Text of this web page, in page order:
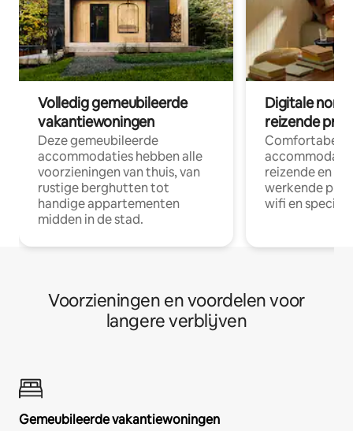
Volledig gemeubileerde
vakantiewoningen
Deze gemeubileerde
accommodaties hebben alle
voorzieningen van thuis, van
rustige berghutten tot
handige appartementen
midden in de stad.
Digitale
reizende
Comfortabele
reizende en
werkende
wifi en
Voorzieningen en voordelen voor
langere verblijven
Gemeubileerde vakantiewoningen